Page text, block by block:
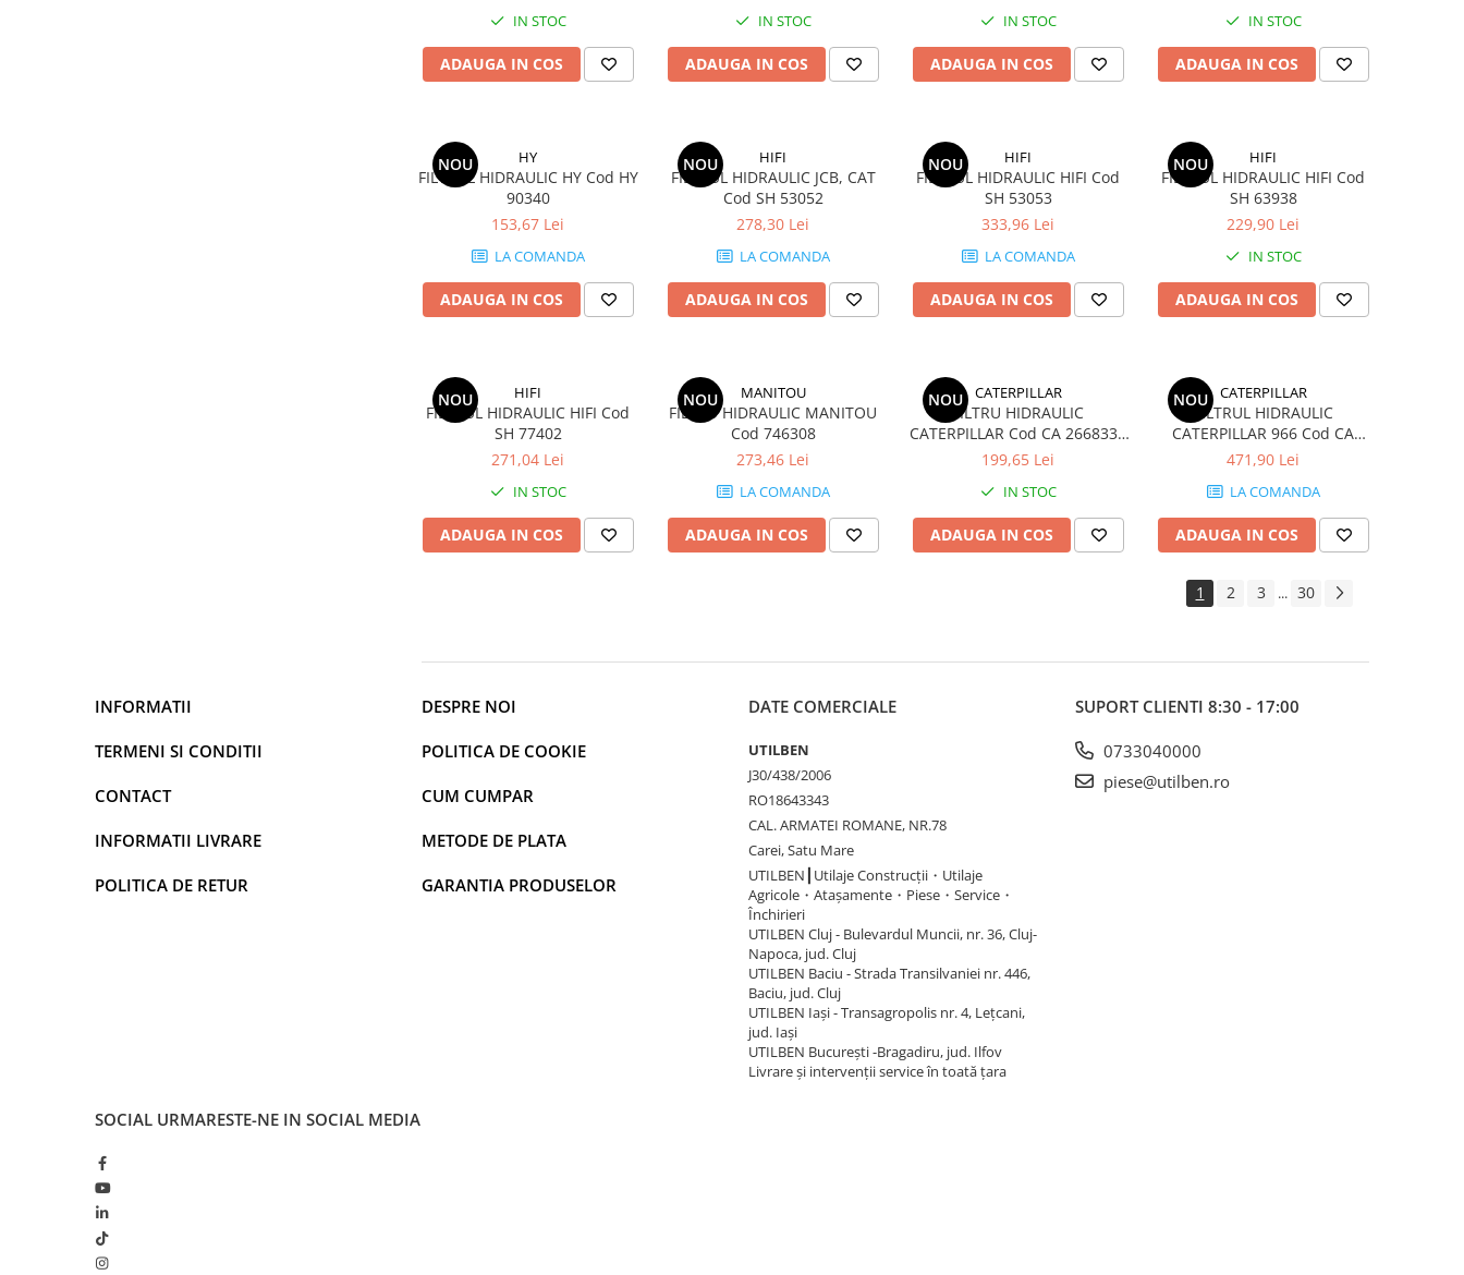
IN STOC
ADAUGA IN COS
IN STOC
ADAUGA IN COS
IN STOC
ADAUGA IN COS
IN STOC
ADAUGA IN COS
NOU HY
FILTRUL HIDRAULIC HY Cod HY
90340
153,67 Lei
LA COMANDA
ADAUGA IN COS
NOU HIFI
FILTRUL HIDRAULIC JCB, CAT
Cod SH 53052
278,30 Lei
LA COMANDA
ADAUGA IN COS
NOU HIFI
FILTRUL HIDRAULIC HIFI Cod
SH 53053
333,96 Lei
LA COMANDA
ADAUGA IN COS
NOU HIFI
FILTRUL HIDRAULIC HIFI Cod
SH 63938
229,90 Lei
IN STOC
ADAUGA IN COS
NOU HIFI
FILTRUL HIDRAULIC HIFI Cod
SH 77402
271,04 Lei
IN STOC
ADAUGA IN COS
NOU MANITOU
FILTRU HIDRAULIC MANITOU
Cod 746308
273,46 Lei
LA COMANDA
ADAUGA IN COS
NOU CATERPILLAR
FILTRU HIDRAULIC
CATERPILLAR Cod CA 2668337
CAT
199,65 Lei
IN STOC
ADAUGA IN COS
NOU CATERPILLAR
FILTRUL HIDRAULIC
CATERPILLAR 966 Cod CA
3891082
471,90 Lei
LA COMANDA
ADAUGA IN COS
1 2 3 ... 30
INFORMATII
TERMENI SI CONDITII
CONTACT
INFORMATII LIVRARE
POLITICA DE RETUR
DESPRE NOI
POLITICA DE COOKIE
CUM CUMPAR
METODE DE PLATA
GARANTIA PRODUSELOR
DATE COMERCIALE
UTILBEN
J30/438/2006
RO18643343
CAL. ARMATEI ROMANE, NR.78
Carei, Satu Mare
UTILBEN┃Utilaje Construcții・Utilaje
Agricole・Atașamente・Piese・Service・
Închirieri
UTILBEN Cluj - Bulevardul Muncii, nr. 36, Cluj-
Napoca, jud. Cluj
UTILBEN Baciu - Strada Transilvaniei nr. 446,
Baciu, jud. Cluj
UTILBEN Iași - Transagropolis nr. 4, Lețcani,
jud. Iași
UTILBEN București -Bragadiru, jud. Ilfov
Livrare și intervenții service în toată țara
SUPORT CLIENTI 8:30 - 17:00
0733040000
piese@utilben.ro
SOCIAL URMARESTE-NE IN SOCIAL MEDIA